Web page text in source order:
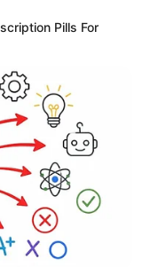
Pills For